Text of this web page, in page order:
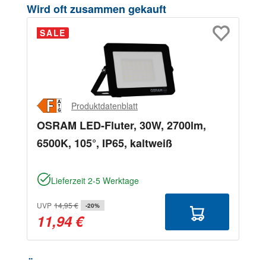
Produktgalerie überspringen
Wird oft zusammen gekauft
SALE
Produktdatenblatt
OSRAM LED-Fluter, 30W, 2700lm,
6500K, 105°, IP65, kaltweiß
Lieferzeit 2-5 Werktage
UVP 14,95 € -20%
11,94 €